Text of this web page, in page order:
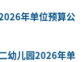
年单位预算公
幼儿园2026年单